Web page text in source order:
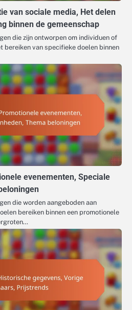
van sociale media, Het delen
binnen de gemeenschap
die zijn ontworpen om individuen of
bereiken van specifieke doelen binnen
evenementen, Speciale
die worden aangeboden aan
bereiken binnen een promotionele